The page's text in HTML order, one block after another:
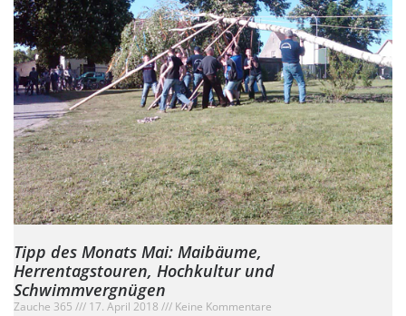
Tipp des Monats Mai: Maibäume,
Herrentagstouren, Hochkultur und
Schwimmvergnügen
Zauche 365 17. April 2018
Keine Kommentare